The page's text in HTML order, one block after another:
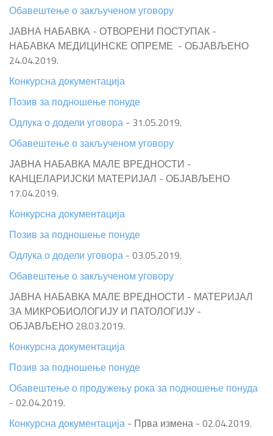
Обавештење о закљученом уговору
ЈАВНА НАБАВКА - ОТВОРЕНИ ПОСТУПАК -
НАБАВКА МЕДИЦИНСКЕ ОПРЕМЕ - ОБЈАВЉЕНО
24.04.2019.
Конкурсна документација
Позив за подношење понуде
Одлука о додели уговора - 31.05.2019.
Обавештење о закљученом уговору
ЈАВНА НАБАВКА МАЛЕ ВРЕДНОСТИ -
КАНЦЕЛАРИЈСКИ МАТЕРИЈАЛ - ОБЈАВЉЕНО
17.04.2019.
Конкурсна документација
Позив за подношење понуде
Одлука о додели уговора - 03.05.2019.
Обавештење о закљученом уговору
ЈАВНА НАБАВКА МАЛЕ ВРЕДНОСТИ - МАТЕРИЈАЛ
ЗА МИКРОБИОЛОГИЈУ И ПАТОЛОГИЈУ -
ОБЈАВЉЕНО 28.03.2019.
Конкурсна документација
Позив за подношење понуде
Обавештење о продужењу рока за подношење понуда
- 02.04.2019.
Конкурсна документација - Прва измена - 02.04.2019.